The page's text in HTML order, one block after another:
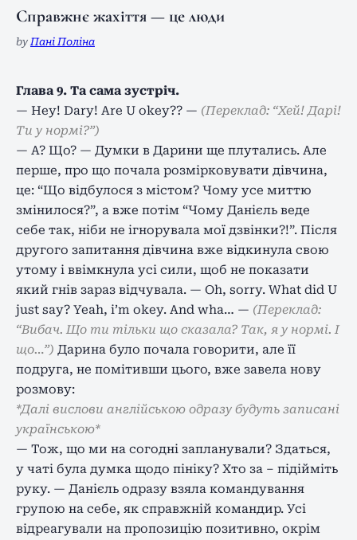
Справжнє жахіття — це люди
by Пані Поліна
Глава 9. Та сама зустріч.
— Hey! Dary! Are U okey?? — (Переклад: “Хей! Дарі!
Ти у нормі?”)
— А? Що? — Думки в Дарини ще плутались. Але
перше, про що почала розмірковувати дівчина,
це: “Що відбулося з містом? Чому усе миттю
змінилося?”, а вже потім “Чому Данієль веде
себе так, ніби не ігнорувала мої дзвінки?!”. Після
другого запитання дівчина вже відкинула свою
утому і ввімкнула усі сили, щоб не показати
який гнів зараз відчувала. — Oh, sorry. What did U
just say? Yeah, i’m okey. And wha… — (Переклад:
“Вибач. Що ти тільки що сказала? Так, я у нормі. І
що…”) Дарина було почала говорити, але її
подруга, не помітивши цього, вже завела нову
розмову:
*Далі вислови англійською одразу будуть записані
українською*
— Тож, що ми на согодні запланували? Здаться,
у чаті була думка щодо пініку? Хто за – підійміть
руку. — Данієль одразу взяла командування
групою на себе, як справжній командир. Усі
відреагували на пропозицію позитивно, окрім